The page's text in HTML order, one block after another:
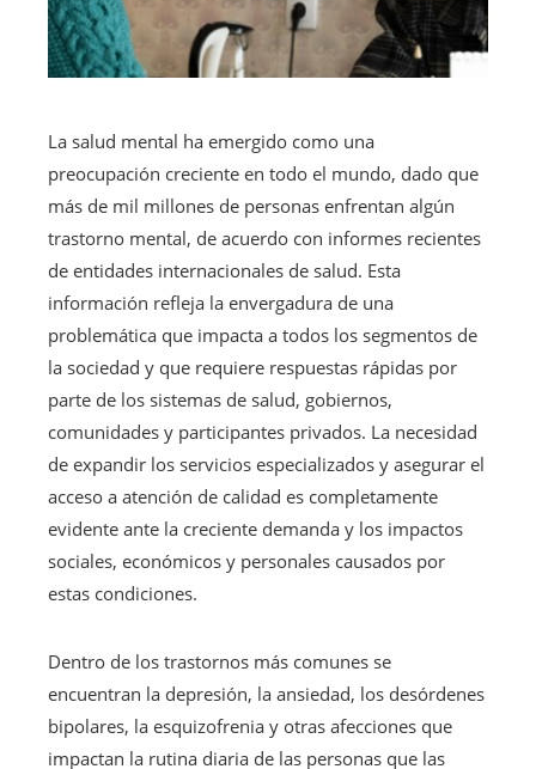
La salud mental ha emergido como una
preocupación creciente en todo el mundo, dado que
más de mil millones de personas enfrentan algún
trastorno mental, de acuerdo con informes recientes
de entidades internacionales de salud. Esta
información refleja la envergadura de una
problemática que impacta a todos los segmentos de
la sociedad y que requiere respuestas rápidas por
parte de los sistemas de salud, gobiernos,
comunidades y participantes privados. La necesidad
de expandir los servicios especializados y asegurar el
acceso a atención de calidad es completamente
evidente ante la creciente demanda y los impactos
sociales, económicos y personales causados por
estas condiciones.
Dentro de los trastornos más comunes se
encuentran la depresión, la ansiedad, los desórdenes
bipolares, la esquizofrenia y otras afecciones que
impactan la rutina diaria de las personas que las